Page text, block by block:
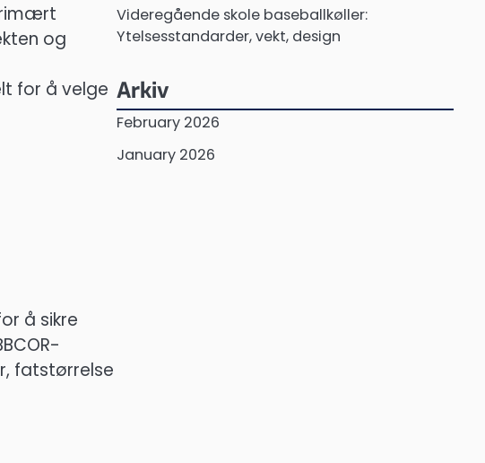
og
for å velge
å sikre
fatstørrelse
Videregående skole baseballkøller:
Ytelsesstandarder, vekt, design
Arkiv
February 2026
January 2026